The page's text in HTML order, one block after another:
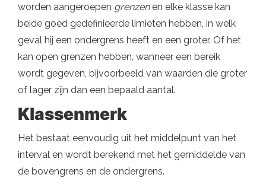
worden aangeroepen grenzenen elke klasse kan
beide goed gedefinieerde limieten hebben, in welk
geval hij een ondergrens heeft en een groter. Of het
kan open grenzen hebben, wanneer een bereik
wordt gegeven, bijvoorbeeld van waarden die groter
of lager zijn dan een bepaald aantal.
Klassenmerk
Het bestaat eenvoudig uit het middelpunt van het
interval en wordt berekend met het gemiddelde van
de bovengrens en de ondergrens.